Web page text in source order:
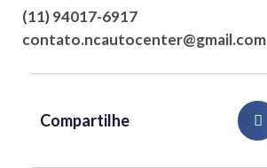
(11) 94017-6917
contato.ncautocenter@gmail.com
Compartilhe